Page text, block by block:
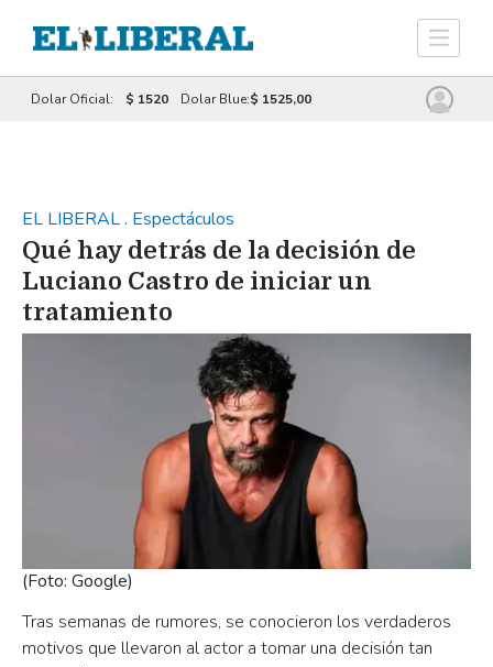
Dolar Oficial: $ 1520 Dolar Blue:$ 1525,00
EL LIBERAL. Espectáculos
Qué hay detrás de la decisión de
Luciano Castro de iniciar un
tratamiento
Tras semanas de rumores, se conocieron los verdaderos
motivos que llevaron al actor a tomar una decisión tan
(Foto: Google)